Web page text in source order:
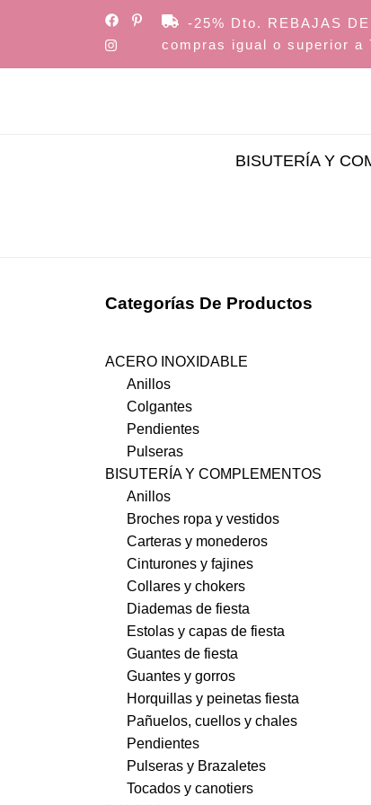
-25% Dto. REBAJAS
compras igual o superior a
BISUTERÍA Y
Categorías De Productos
ACERO INOXIDABLE
Anillos
Colgantes
Pendientes
Pulseras
BISUTERÍA Y COMPLEMENTOS
Anillos
Broches ropa y vestidos
Carteras y monederos
Cinturones y fajines
Collares y chokers
Diademas de fiesta
Estolas y capas de fiesta
Guantes de fiesta
Guantes y gorros
Horquillas y peinetas fiesta
Pañuelos, cuellos y chales
Pendientes
Pulseras y Brazaletes
Tocados y canotiers